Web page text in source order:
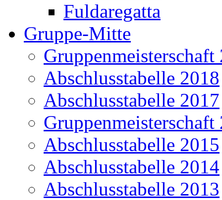
Fuldaregatta
Gruppe-Mitte
Gruppenmeisterschaft
Abschlusstabelle 2018
Abschlusstabelle 2017
Gruppenmeisterschaft
Abschlusstabelle 2015
Abschlusstabelle 2014
Abschlusstabelle 2013